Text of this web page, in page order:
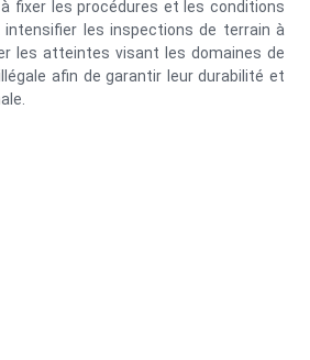
fixer les procédures et les conditions
intensifier les inspections de terrain à
les atteintes visant les domaines de
afin de garantir leur durabilité et